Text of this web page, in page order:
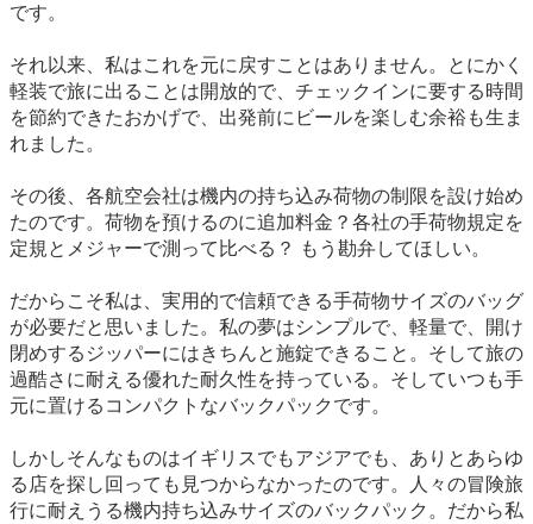
です。
それ以来、私はこれを元に戻すことはありません。とにかく
軽装で旅に出ることは開放的で、チェックインに要する時間
を節約できたおかげで、出発前にビールを楽しむ余裕も生ま
れました。
その後、各航空会社は機内の持ち込み荷物の制限を設け始め
たのです。荷物を預けるのに追加料金？各社の手荷物規定を
定規とメジャーで測って比べる？ もう勘弁してほしい。
だからこそ私は、実用的で信頼できる手荷物サイズのバッグ
が必要だと思いました。私の夢はシンプルで、軽量で、開け
閉めするジッパーにはきちんと施錠できること。そして旅の
過酷さに耐える優れた耐久性を持っている。そしていつも手
元に置けるコンパクトなバックパックです。
しかしそんなものはイギリスでもアジアでも、ありとあらゆ
る店を探し回っても見つからなかったのです。人々の冒険旅
行に耐えうる機内持ち込みサイズのバックパック。だから私